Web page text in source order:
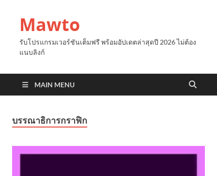
Mawto
รับโปรแกรมเวอร์ชันเต็มฟรี พร้อมอัปเดตล่าสุดปี 2026 ไม่ต้อง
แนบลิงก์
MAIN MENU
บรรณาธิการกราฟิก